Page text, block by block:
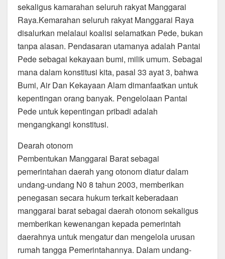
sekaligus kamarahan seluruh rakyat Manggarai
Raya.Kemarahan seluruh rakyat Manggarai Raya
disalurkan melalaui koalisi selamatkan Pede, bukan
tanpa alasan. Pendasaran utamanya adalah Pantai
Pede sebagai kekayaan bumi, milik umum. Sebagai
mana dalam konstitusi kita, pasal 33 ayat 3, bahwa
Bumi, Air Dan Kekayaan Alam dimanfaatkan untuk
kepentingan orang banyak. Pengelolaan Pantai
Pede untuk kepentingan pribadi adalah
mengangkangi konstitusi.
Dearah otonom
Pembentukan Manggarai Barat sebagai
pemerintahan daerah yang otonom diatur dalam
undang-undang N0 8 tahun 2003, memberikan
penegasan secara hukum terkait keberadaan
manggarai barat sebagai daerah otonom sekaligus
memberikan kewenangan kepada pemerintah
daerahnya untuk mengatur dan mengelola urusan
rumah tangga Pemerintahannya. Dalam undang-